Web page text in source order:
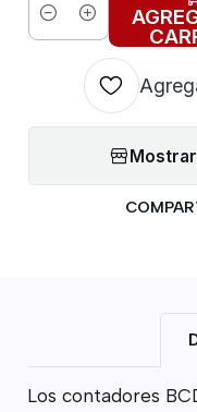
Cantidad
Los contadores